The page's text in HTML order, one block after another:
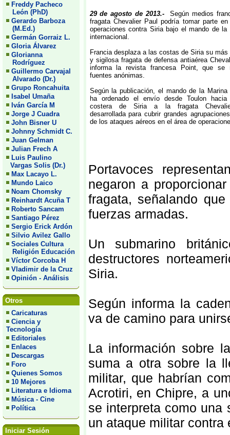
Freddy Pacheco
León (PhD)
Gerardo Barboza
(M.Ed.)
Germán Gorraiz L.
Gloria Álvarez
Glorianna
Rodríguez
Guillermo Carvajal
Alvarado (Dr.)
Grupo Roncahuita
Isabel Umaña
Iván García M
Jorge J Cuadra
John Bisner U
Johnny Schmidt C.
Juan Gelman
Julian Frech A
Luis Paulino
Vargas Solis (Dr.)
Max Lacayo L.
Mundo Laico
Noam Chomsky
Reinhardt Acuña T
Roberto Sancam
Santiago Pérez
Sergio Erick Ardón
Silvio Avilez Gallo
Sociales Cultura
Religión Educación
Víctor Corcoba H
Vladimir de la Cruz
Opinión - Análisis
Otros
Caricaturas
Ciencia y
Tecnología
Editoriales
Enlaces
Descargas
Foro
Quienes Somos
10 Mejores
Literatura e Idioma
Música - Cine
Política
Iniciar Sesión
29 de agosto de 2013.-Según medios
fragata Chevalier Paul podría tomar parte en
operaciones contra Siria bajo el mando de la
internacional.
Francia desplaza a las costas de Siria su más
y sigilosa fragata de defensa antiaérea
informa la revista francesa Point, que se
fuentes anónimas.
Según la publicación, el mando de la Marina
ha ordenado el envío desde Toulon
costera de Siria a la fragata
desarrollada para cubrir grandes
de los ataques aéreos en el área de
Portavoces
negaron a
fragata, señalando
fuerzas armadas.
Un submarino
destructores
Siria.
Según informa la
va de camino para
La información sobre
suma a otra sobre la
militar, que habrían
Acrotiri, en Chipre, a
se interpreta como una
un ataque militar contra